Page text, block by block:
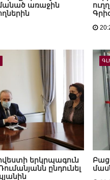
առաջին
երկրպագուն
ընդունել